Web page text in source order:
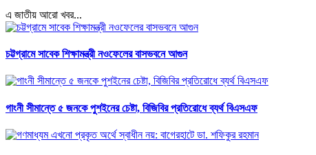
এ জাতীয় আরো খবর...
চট্টগ্রামে সাবেক শিক্ষামন্ত্রী নওফেলের বাসভবনে আগুন
গাংনী সীমান্তে ৫ জনকে পুশইনের চেষ্টা, বিজিবির প্রতিরোধে ব্যর্থ বিএসএফ